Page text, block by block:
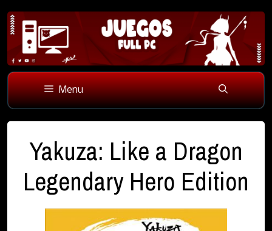
Skip
to
content
Menu
Yakuza: Like a Dragon
Legendary Hero Edition